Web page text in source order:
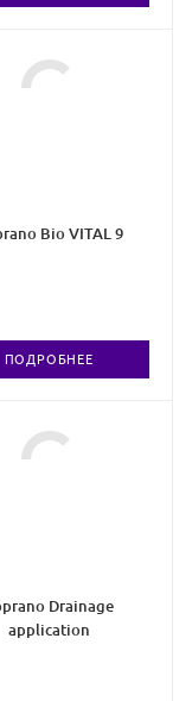
Bio VITAL 9
ПОДРОБНЕЕ
Drainage
application